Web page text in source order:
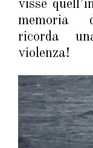
visse
memoria
ricorda
violenza!